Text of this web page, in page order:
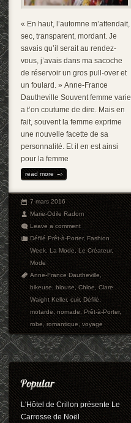
« En haut, l’automne m’attendait,
sec, transparent, mordant. Je
savais qu’il serait au rendez-
vous, j’avais dans ma sacoche
de réservoir un gros pull-over et
un foulard. » Anne-France
Dautheville Souvent femme varie
a t’on coutume de dire. Mais en
fait, souvent la femme exprime
une nouvelle facette de sa
personnalité. Et il en est ainsi
pour la femme
read more
7 mars 2016
Marie-Odile Radom
Leave a comment
Défilé Prêt-à-Porter,Fashion
Week,La Mode,Le Créateur,
Mode
Anne-France Dautheville,
bikeuse,blouse,Chloe,Clare
Waight Keller,cuir,Défilé,
motarde,nomade,Prêt-à-Porter,
robe,romantique,voyage
L'Hôtel de Crillon présente Le
Carrosse de Noël